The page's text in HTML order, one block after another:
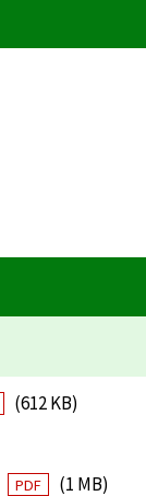
(612 KB)
PDF
(1 MB)